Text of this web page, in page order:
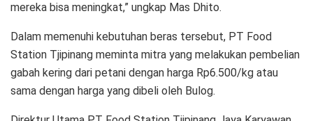
mereka bisa meningkat,” ungkap Mas Dhito.
Dalam memenuhi kebutuhan beras tersebut, PT Food
Station Tjipinang meminta mitra yang melakukan pembelian
gabah kering dari petani dengan harga Rp6.500/kg atau
sama dengan harga yang dibeli oleh Bulog.